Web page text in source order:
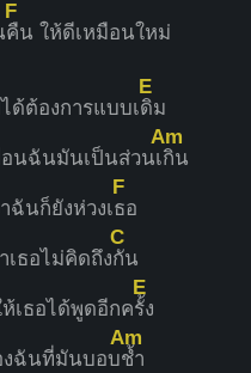
F
คืน ให้ดีเหมือนใหม่
ด้ต้องการแบบเ
E
ดิม
อนฉันมันเป็นส่วนเ
Am
กิน
ฉันก็ยังห่วงเ
F
ธอ
เธอไม่คิดถึง
C
กัน
ห้เธอได้พูดอีกค
E
รั้ง
งฉันที่มันบอบ
Am
ช้ำ